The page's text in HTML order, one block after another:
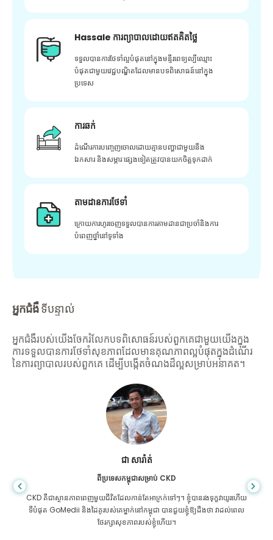
Hassale ការព្យាបាលដោយឥតគិតថ្លៃ
ទទួលបានការថែទាំល្អបំផុតនៅក្នុងមន្ទីរពេទ្យល្បីឈ្មោះ
បំផុតជាមួយវេជ្ជបណ្ឌិតដែលមានបទពិសោធន៍នៅក្នុង
ប្រទេស
ការឆក់
ដំណើរការបញ្ចេញចោលដោយគ្មានបញ្ហាជាមួយនឹង
ឯកសារ និងសម្ភារៈផ្សេងទៀតត្រូវបានយកចិត្តទុកដាក់
តាមដានការថែទាំ
ក្រោយ​ការ​ហូរ​ចេញ​ទទួល​បាន​ការ​តាមដាន​ជា​ប្រចាំ​និង​ការ​
បំពេញ​ថ្នាំ​នៅ​ទូទាំង​
អ្នកជំងឺទីបន្ទាល់
អ្នកជំងឺរបស់យើងចែករំលែកបទពិសោធន៍របស់ពួកគេជាមួយយើងក្នុង
ការទទួលបានការថែទាំសុខភាពដែលមានគុណភាពល្អបំផុតក្នុងដំណើរ
នៃការព្យាបាលរបស់ពួកគេ ដើម្បីបង្កើតចំណងដ៏ល្អសម្រាប់អនាគត។
ជា សារ៉ាត់
ពីប្រទេសកម្ពុជាសម្រាប់ CKD
CKD គឺ​ជា​ស្ថានភាព​ពេញ​មួយ​ជីវិត​ដែល​កាន់តែ​អាក្រក់​ទៅៗ។ ខ្ញុំបានរងទុក្ខវាយូរហើយ
ទីបំផុត GoMedii និងដៃគូរបស់គេម្នាក់នៅកម្ពុជា បានជួយខ្ញុំឱ្យដឹងថា វាដល់ពេល
ថែរក្សាសុខភាពរបស់ខ្ញុំហើយ។